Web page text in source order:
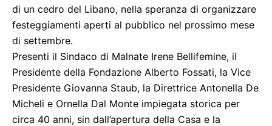
di un cedro del Libano, nella speranza di organizzare
festeggiamenti aperti al pubblico nel prossimo mese
di settembre.
Presenti il Sindaco di Malnate Irene Bellifemine, il
Presidente della Fondazione Alberto Fossati, la Vice
Presidente Giovanna Staub, la Direttrice Antonella De
Micheli e Ornella Dal Monte impiegata storica per
circa 40 anni, sin dall’apertura della Casa e la